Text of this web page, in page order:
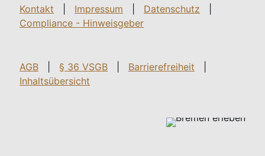
Kontakt Impressum Datenschutz
Compliance - Hinweisgeber
AGB § 36 VSGB Barrierefreiheit
Inhaltsübersicht